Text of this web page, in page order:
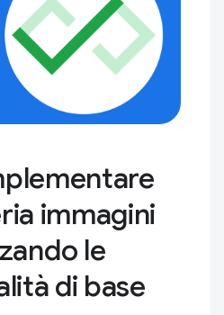
immagini
le
di base